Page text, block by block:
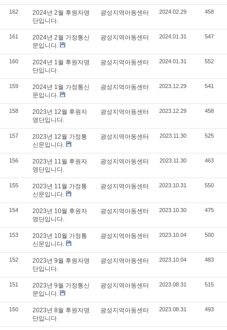
162
2024년 2월 후원자명
단입니다.
광성지역아동센터 2024.02.29 458
161
2024년 2월 가정통신
문입니다.
광성지역아동센터 2024.01.31 547
160
2024년 1월 후원자명
단입니다.
광성지역아동센터 2024.01.31 552
159
2024년 1월 가정통신
문입니다.
광성지역아동센터 2023.12.29 541
158
2023년 12월 후원자
명단입니다.
광성지역아동센터 2023.12.29 458
157
2023년 12월 가정통
신문입니다.
광성지역아동센터 2023.11.30 525
156
2023년 11월 후원자
명단입니다.
광성지역아동센터 2023.11.30 463
155
2023년 11월 가정통
신문입니다.
광성지역아동센터 2023.10.31 550
154
2023년 10월 후원자
명단입니다.
광성지역아동센터 2023.10.30 475
153
2023년 10월 가정통
신문입니다.
광성지역아동센터 2023.10.04 500
152
2023년 9월 후원자명
단입니다.
광성지역아동센터 2023.10.04 483
151
2023년 9월 가정통신
문입니다.
광성지역아동센터 2023.08.31 515
150
2023년 8월 후원자명
단입니다.
광성지역아동센터 2023.08.31 493